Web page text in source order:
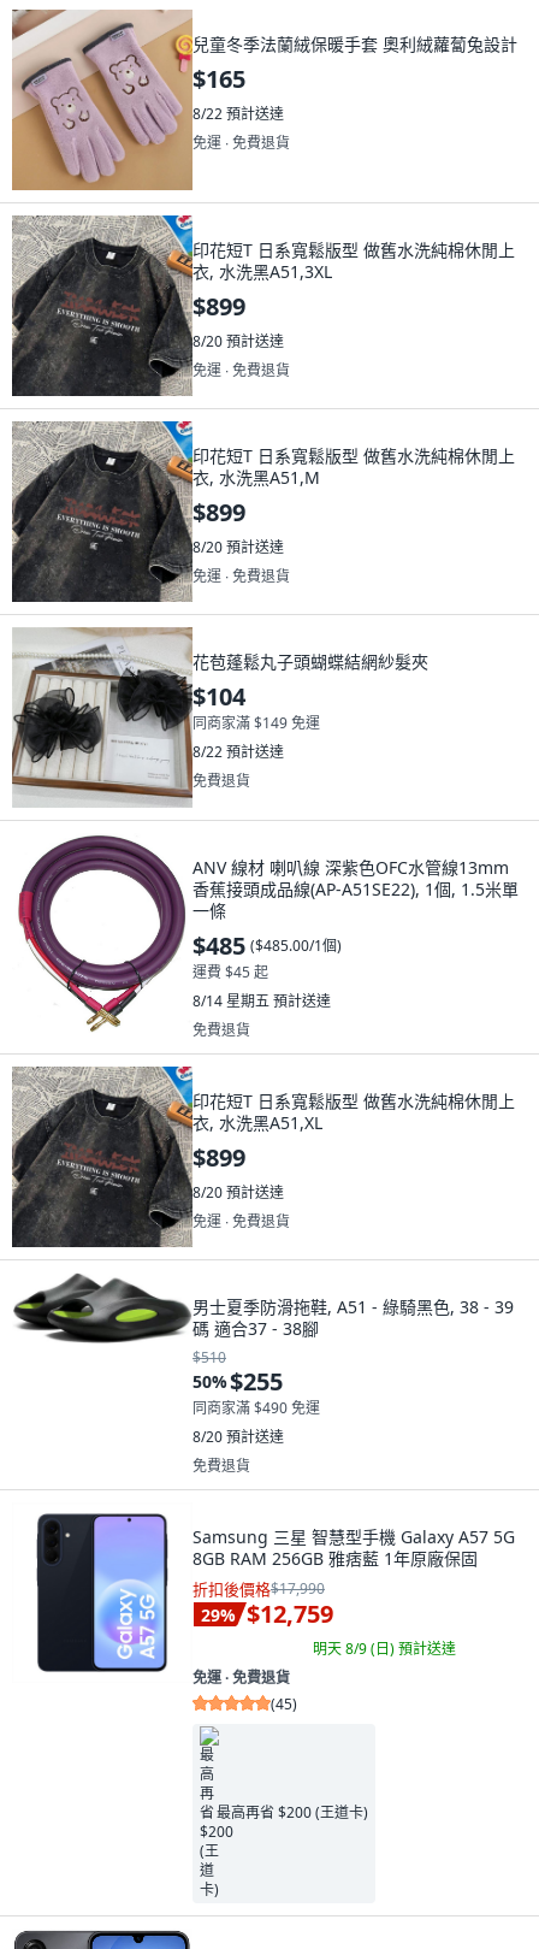
兒童冬季法蘭絨保暖手套 奧利絨蘿蔔兔設計
$165
8/22預計送達
免運 ∙ 免費退貨
印花短T 日系寬鬆版型 做舊水洗純棉休閒上
衣, 水洗黑A51,3XL
$899
8/20預計送達
免運 ∙ 免費退貨
印花短T 日系寬鬆版型 做舊水洗純棉休閒上
衣, 水洗黑A51,M
$899
8/20預計送達
免運 ∙ 免費退貨
花苞蓬鬆丸子頭蝴蝶結網紗髮夾
$104
同商家滿 $149 免運
8/22預計送達
免費退貨
ANV 線材 喇叭線 深紫色OFC水管線13mm
香蕉接頭成品線(AP-A51SE22), 1個, 1.5米單
一條
$485 ($485.00/1個)
運費 $45 起
8/14 星期五預計送達
免費退貨
印花短T 日系寬鬆版型 做舊水洗純棉休閒上
衣, 水洗黑A51,XL
$899
8/20預計送達
免運 ∙ 免費退貨
男士夏季防滑拖鞋, A51 - 綠騎黑色, 38 - 39
碼 適合37 - 38腳
$510
50%$255
同商家滿 $490 免運
8/20預計送達
免費退貨
Samsung 三星 智慧型手機 Galaxy A57 5G
8GB RAM 256GB 雅痞藍 1年原廠保固
折扣後價格$17,990
29% $12,759
明天 8/9 (日)預計送達
免運 ∙ 免費退貨
(45)
最高再省 $200 (王道卡)